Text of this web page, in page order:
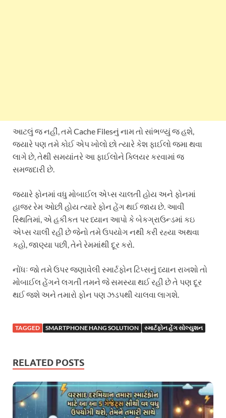
આટલું જ નહીં, તમે Cache Filesનું નામ તો સાંભળ્યું જ હશે,
જ્યારે પણ તમે કોઈ એપ ખોલો છો ત્યારે કેશ ફાઈલો જમા થવા
લાગે છે, તેથી સમયાંતરે આ ફાઈલોને ક્લિયર કરવામાં જ
સમજદારી છે.
જ્યારે ફોનમાં વધુ મોબાઈલ એપ્સ ચાલતી હોય અને ફોનમાં
હાજર રેમ ઓછી હોય ત્યારે ફોન હેંગ થઈ જાય છે. આવી
સ્થિતિમાં, એ હકીકત પર ધ્યાન આપો કે બેકગ્રાઉન્ડમાં કઇ
એપ્સ ચાલી રહી છે જેનો તમે ઉપયોગ નથી કરી રહ્યા અથવા
કહો, જાણ્યા પછી, તેને રેમમાંથી દૂર કરો.
નોંધઃ જો તમે ઉપર જણાવેલી સ્માર્ટફોન ટિપ્સનું ધ્યાન રાખશો તો
મોબાઈલ હેંગને લગતી તમને જે સમસ્યા થઈ રહી છે તે પણ દૂર
થઈ જશે અને તમારો ફોન પણ ઝડપથી ચાલવા લાગશે.
TAGGED SMARTPHONE HANG SOLUTION સ્માર્ટફોન હેંગ સોલ્યુશન
RELATED POSTS